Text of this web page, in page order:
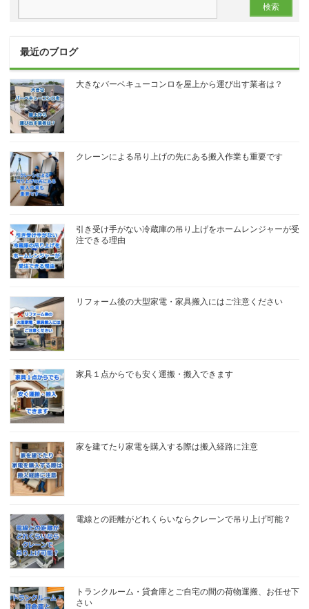
最近のブログ
大きなバーベキューコンロを屋上から運び出す業者は？
クレーンによる吊り上げの先にある搬入作業も重要です
引き受け手がない冷蔵庫の吊り上げをホームレンジャーが受
注できる理由
リフォーム後の大型家電・家具搬入にはご注意ください
家具１点からでも安く運搬・搬入できます
家を建てたり家電を購入する際は搬入経路に注意
電線との距離がどれくらいならクレーンで吊り上げ可能？
トランクルーム・貸倉庫とご自宅の間の荷物運搬、お任せ下
さい